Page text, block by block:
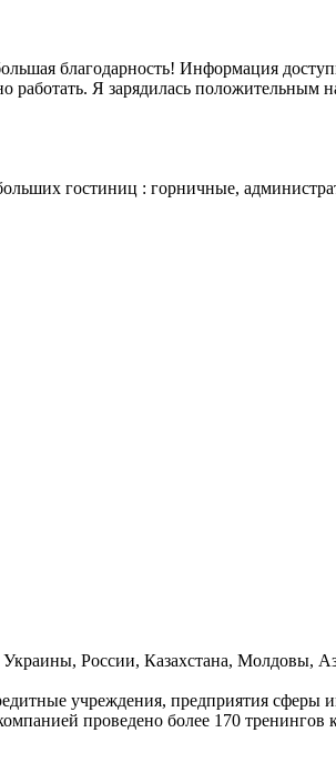
благодарность! Информация
Я зарядилась положительным
гостиниц : горничные,
Украины, России, Казахстана,
учреждения, предприятия сферы
проведено более 170